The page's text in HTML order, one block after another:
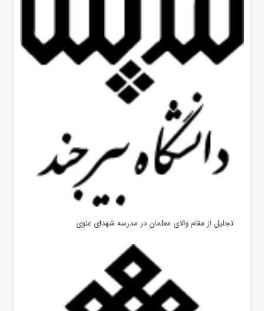
تجلیل از مقام والای معلمان در مدرسه شهدای علوی